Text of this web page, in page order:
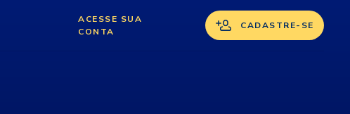
ACESSE SUA
CONTA
CADASTRE-SE